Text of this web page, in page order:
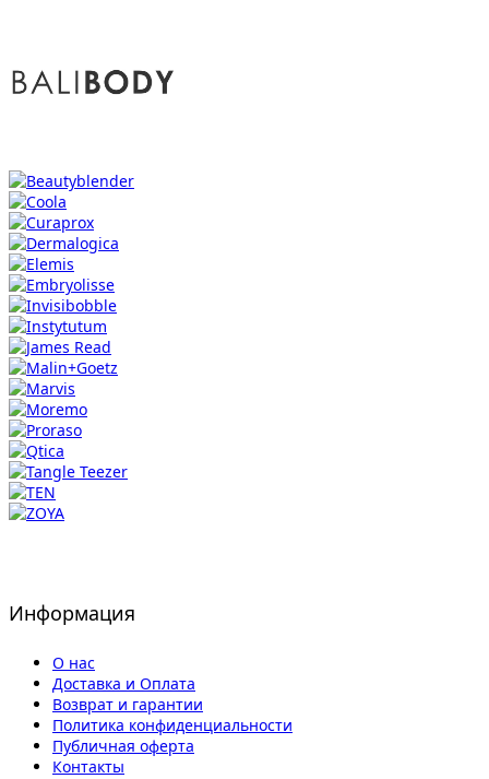
Информация
О нас
Доставка и Оплата
Возврат и гарантии
Политика конфиденциальности
Публичная оферта
Контакты